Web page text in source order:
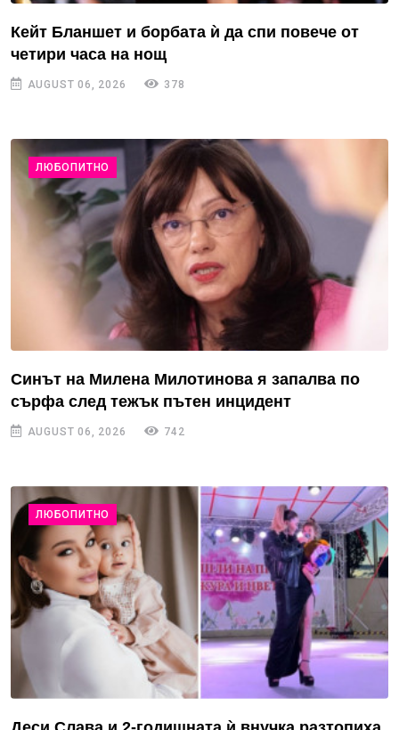
Кейт Бланшет и борбата ѝ да спи повече от
четири часа на нощ
AUGUST 06, 2026 378
ЛЮБОПИТНО
Синът на Милена Милотинова я запалва по
сърфа след тежък пътен инцидент
AUGUST 06, 2026 742
ЛЮБОПИТНО